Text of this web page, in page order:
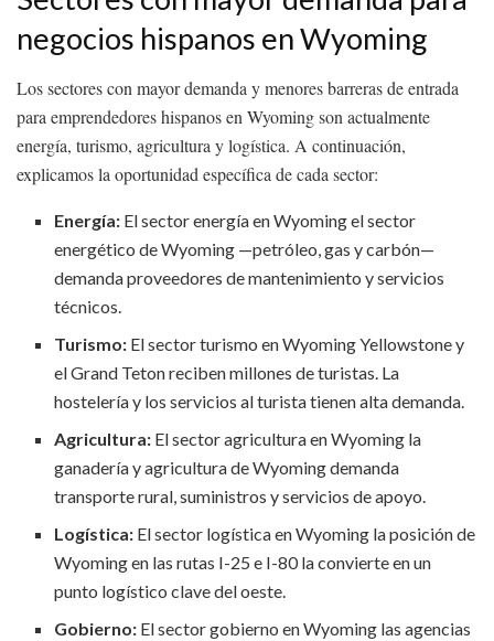
negocios hispanos en Wyoming
Los sectores con mayor demanda y menores barreras de entrada
para emprendedores hispanos en Wyoming son actualmente
energía, turismo, agricultura y logística. A continuación,
explicamos la oportunidad específica de cada sector:
Energía: El sector energía en Wyoming el sector
energético de Wyoming —petróleo, gas y carbón—
demanda proveedores de mantenimiento y servicios
técnicos.
Turismo: El sector turismo en Wyoming Yellowstone y
el Grand Teton reciben millones de turistas. La
hostelería y los servicios al turista tienen alta demanda.
Agricultura: El sector agricultura en Wyoming la
ganadería y agricultura de Wyoming demanda
transporte rural, suministros y servicios de apoyo.
Logística: El sector logística en Wyoming la posición de
Wyoming en las rutas I-25 e I-80 la convierte en un
punto logístico clave del oeste.
Gobierno: El sector gobierno en Wyoming las agencias